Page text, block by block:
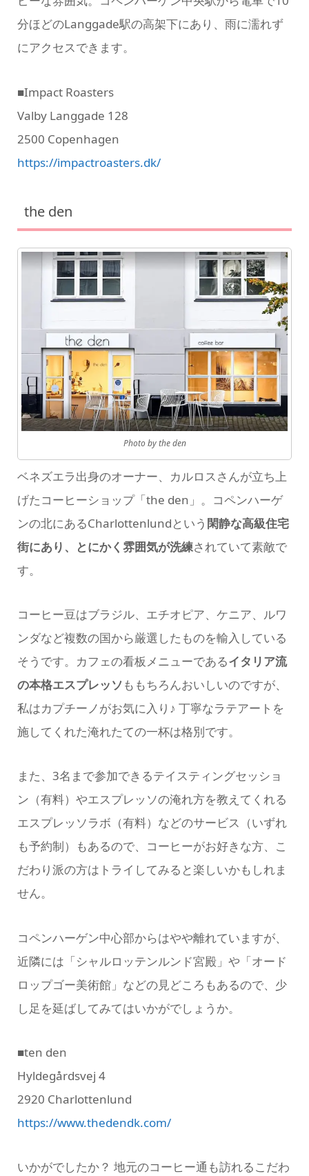
分ほどのLanggade駅の高架下にあり、雨に濡れず
にアクセスできます。
■Impact Roasters
Valby Langgade 128
2500 Copenhagen
https://impactroasters.dk/
the den
Photo by the den
ベネズエラ出身のオーナー、カルロスさんが立ち上
げたコーヒーショップ「the den」。コペンハーゲ
ンの北にあるCharlottenlundという 閑静な高級住宅
街にあり、とにかく雰囲気が洗練されていて素敵で
す。
コーヒー豆はブラジル、エチオピア、ケニア、ルワ
ンダなど複数の国から厳選したものを輸入している
そうです。カフェの看板メニューであるイタリア流
の本格エスプレッソももちろんおいしいのですが、
私はカプチーノがお気に入り♪ 丁寧なラテアートを
施してくれた淹れたての一杯は格別です。
また、3名まで参加できるテイスティングセッショ
ン（有料）やエスプレッソの淹れ方を教えてくれる
エスプレッソラボ（有料）などのサービス（いずれ
も予約制）もあるので、コーヒーがお好きな方、こ
だわり派の方はトライしてみると楽しいかもしれま
せん。
コペンハーゲン中心部からはやや離れていますが、
近隣には「シャルロッテンルンド宮殿」や「オード
ロップゴー美術館」などの見どころもあるので、少
し足を延ばしてみてはいかがでしょうか。
■ten den
Hyldegårdsvej 4
2920 Charlottenlund
https://www.thedendk.com/
いかがでしたか？ 地元のコーヒー通も訪れるこだわ